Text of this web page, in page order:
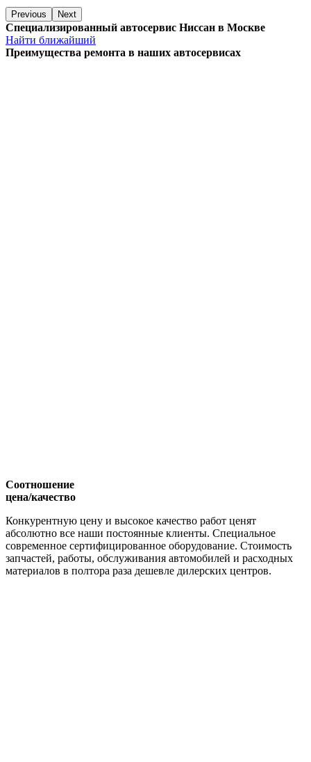
Previous Next
Специализированный автосервис Ниссан в Москве
Найти ближайший
Преимущества ремонта в наших автосервисах
Соотношение
цена/качество
Конкурентную цену и высокое качество работ ценят
абсолютно все наши постоянные клиенты. Специальное
современное сертифицированное оборудование. Стоимость
запчастей, работы, обслуживания автомобилей и расходных
материалов в полтора раза дешевле дилерских центров.